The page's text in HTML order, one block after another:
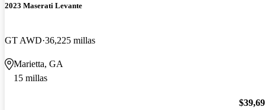
2023 Maserati Levante
GT AWD 36,225 millas
Marietta, GA
15 millas